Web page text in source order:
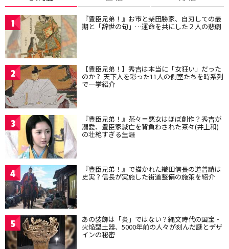
1 『豊臣兄弟！』お市と柴田勝家、自刃しての最
期と「辞世の句」…運命を共にした２人の悲劇
2 【豊臣兄弟！】秀吉は本当に「女狂い」だった
のか？ 天下人を彩った11人の側室たちを時系列
で一挙紹介
3 『豊臣兄弟！』茶々＝悪女はほぼ創作？秀吉が
溺愛、豊臣家滅亡を背負わされた茶々(井上和)
の壮絶すぎる生涯
4 『豊臣兄弟！』で描かれた織田信長の道普請は
史実？信長が実施した街道整備の施策を紹介
5 あの装飾は「炎」ではない？縄文時代の国宝・
火焔型土器、5000年前の人々が刻んだ謎とデザ
インの秘密